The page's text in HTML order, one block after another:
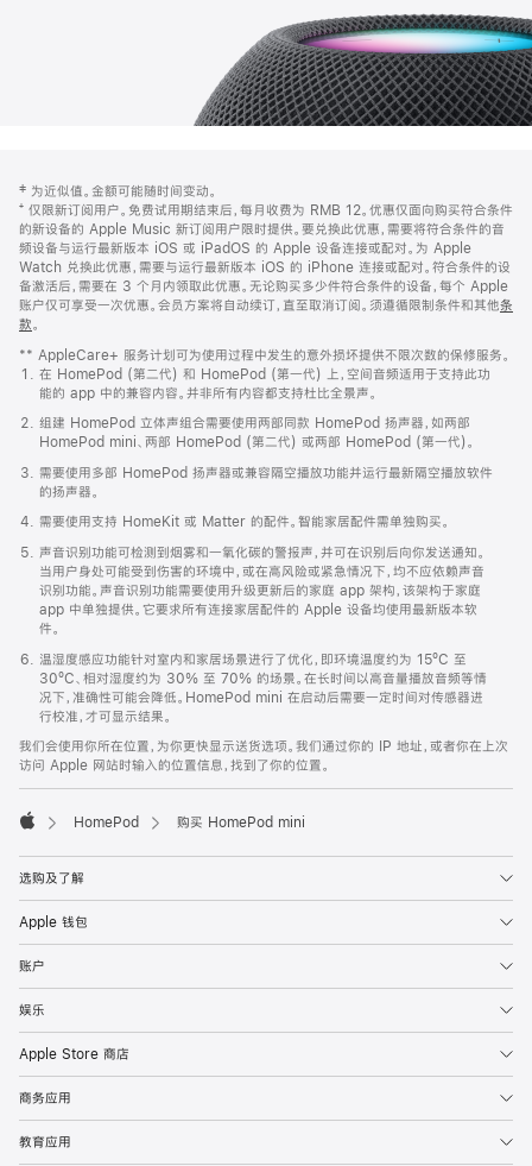
页
页
脚
注
‡ 为近似值。金额可能随时间变动。
⁺ 仅限新订阅用户。免费试用期结束后，每月收费为 RMB 12。优惠仅面向购买符合条件
的新设备的 Apple Music 新订阅用户限时提供。要兑换此优惠，需要将符合条件的音
频设备与运行最新版本 iOS 或 iPadOS 的 Apple 设备连接或配对。为 Apple
Watch 兑换此优惠，需要与运行最新版本 iOS 的 iPhone 连接或配对。符合条件的设
备激活后，需要在 3 个月内领取此优惠。无论购买多少件符合条件的设备，每个 Apple
账户仅可享受一次优惠。会员方案将自动续订，直至取消订阅。须遵循限制条件和其他条
款。
窗
口
中
打
开)
** AppleCare+ 服务计划可为使用过程中发生的意外损坏提供不限次数的保修服务。
在 HomePod (第二代) 和 HomePod (第一代) 上，空间音频适用于支持此功
能的 app 中的兼容内容。并非所有内容都支持杜比全景声。
组建 HomePod 立体声组合需要使用两部同款 HomePod 扬声器，如两部
HomePod mini、两部 HomePod (第二代) 或两部 HomePod (第一代)。
需要使用多部 HomePod 扬声器或兼容隔空播放功能并运行最新隔空播放软件
的扬声器。
需要使用支持 HomeKit 或 Matter 的配件。智能家居配件需单独购买。
声音识别功能可检测到烟雾和一氧化碳的警报声，并可在识别后向你发送通知。
当用户身处可能受到伤害的环境中，或在高风险或紧急情况下，均不应依赖声音
识别功能。声音识别功能需要使用升级更新后的家庭 app 架构，该架构于家庭
app 中单独提供。它要求所有连接家居配件的 Apple 设备均使用最新版本软
件。
温湿度感应功能针对室内和家居场景进行了优化，即环境温度约为 15ºC 至
30ºC、相对湿度约为 30% 至 70% 的场景。在长时间以高音量播放音频等情
况下，准确性可能会降低。HomePod mini 在启动后需要一定时间对传感器进
行校准，才可显示结果。
我们会使用你所在位置，为你更快显示送货选项。我们通过你的 IP 地址，或者你在上次
访问 Apple 网站时输入的位置信息，找到了你的位置。
HomePod 购买 HomePod mini
选购及了解
Apple 钱包
账户
娱乐
Apple Store 商店
商务应用
教育应用